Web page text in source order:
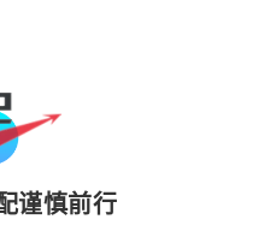
谨慎前行